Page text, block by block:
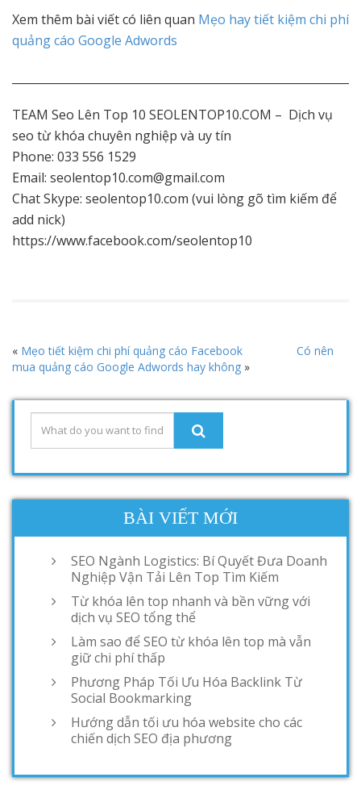
Xem thêm bài viết có liên quan Mẹo hay tiết kiệm chi phí
quảng cáo Google Adwords
TEAM Seo Lên Top 10 SEOLENTOP10.COM – Dịch vụ
seo từ khóa chuyên nghiệp và uy tín
Phone: 033 556 1529
Email: seolentop10.com@gmail.com
Chat Skype: seolentop10.com (vui lòng gõ tìm kiếm để
add nick)
https://www.facebook.com/seolentop10
« Mẹo tiết kiệm chi phí quảng cáo Facebook
Có nên
mua quảng cáo Google Adwords hay không »
BÀI VIẾT MỚI
SEO Ngành Logistics: Bí Quyết Đưa Doanh
Nghiệp Vận Tải Lên Top Tìm Kiếm
Từ khóa lên top nhanh và bền vững với
dịch vụ SEO tổng thể
Làm sao để SEO từ khóa lên top mà vẫn
giữ chi phí thấp
Phương Pháp Tối Ưu Hóa Backlink Từ
Social Bookmarking
Hướng dẫn tối ưu hóa website cho các
chiến dịch SEO địa phương